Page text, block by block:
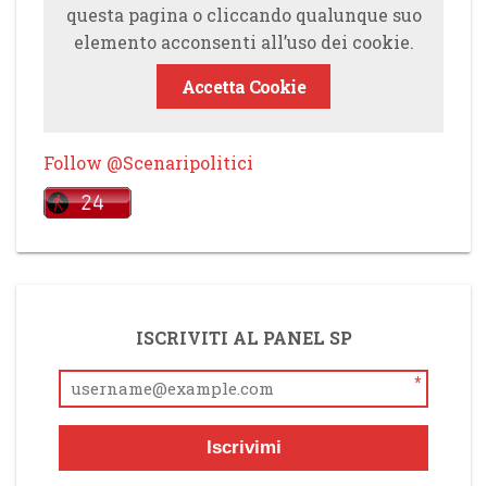
questa pagina o cliccando qualunque suo
elemento acconsenti all’uso dei cookie.
Accetta Cookie
Follow @Scenaripolitici
ISCRIVITI AL PANEL SP
*
Iscrivimi